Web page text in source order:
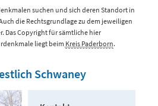
suchen und sich deren Standort in
die Rechtsgrundlage zu dem jeweiligen
Das Copyright für sämtliche hier
liegt beim Kreis Paderborn.
Schwaney